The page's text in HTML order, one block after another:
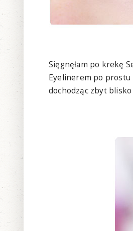
Sięgnęłam po krekę
Eyelinerem po prostu
dochodząc zbyt